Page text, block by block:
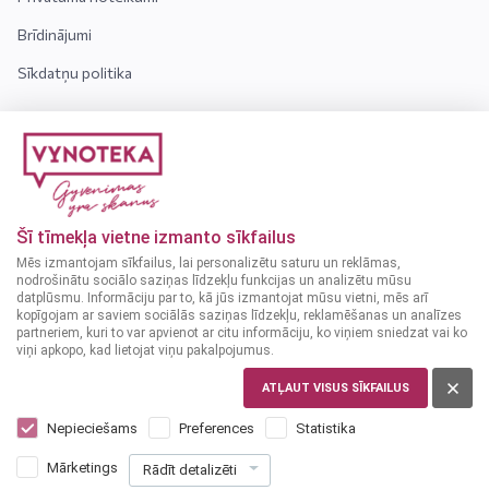
Šī tīmekļa vietne izmanto sīkfailus
Mēs izmantojam sīkfailus, lai personalizētu saturu un reklāmas,
nodrošinātu sociālo saziņas līdzekļu funkcijas un analizētu mūsu
datplūsmu. Informāciju par to, kā jūs izmantojat mūsu vietni, mēs arī
kopīgojam ar saviem sociālās saziņas līdzekļu, reklamēšanas un analīzes
partneriem, kuri to var apvienot ar citu informāciju, ko viņiem sniedzat vai ko
viņi apkopo, kad lietojat viņu pakalpojumus.
ATĻAUT VISUS SĪKFAILUS
Nepieciešams Preferences Statistika
Mārketings Rādīt detalizēti
Brīdinājumi
Sīkdatņu politika
Kontakti
Par mums
Bieži uzdotie jautājumi
Uzmanību! Alkoholiskos dzērienus var iegādāties tikai
personas, kuras ir sasniegušas vismaz 18 gadu vecumu.
© 2024 VYNOTEKA - Visas tiesības aizsargātas